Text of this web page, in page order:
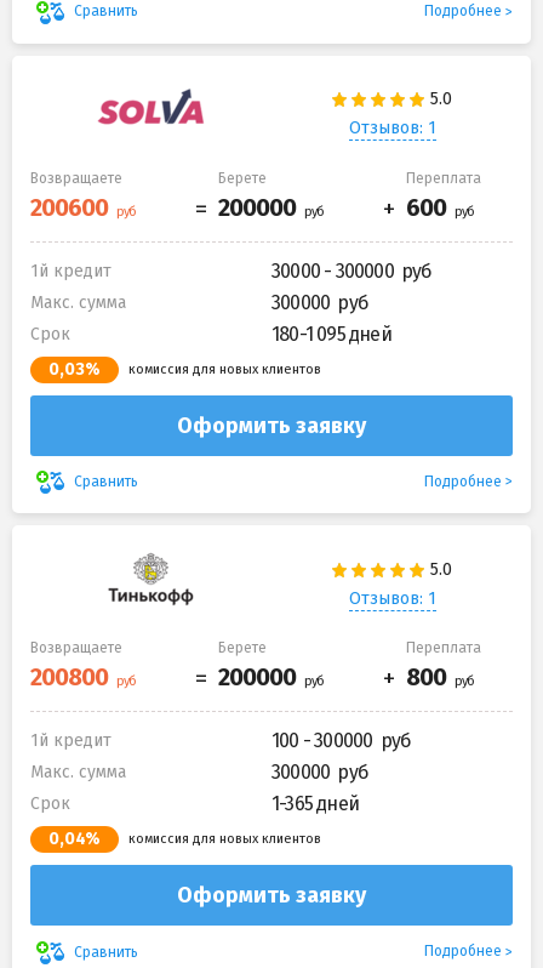
Сравнить Подробнее
Отзывов: 1
Возвращаете Берете Переплата
1й кредит 30000 - 300000
Макс. сумма 300000
Срок 180-1 095 дней
0,03% комиссия для новых клиентов
Оформить заявку
Сравнить Подробнее
Отзывов: 1
Возвращаете Берете Переплата
1й кредит 100 - 300000
Макс. сумма 300000
Срок 1-365 дней
0,04% комиссия для новых клиентов
Оформить заявку
Сравнить Подробнее